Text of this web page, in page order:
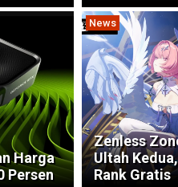
Harga
Persen
News
Zenless
Ultah
Rank Gratis